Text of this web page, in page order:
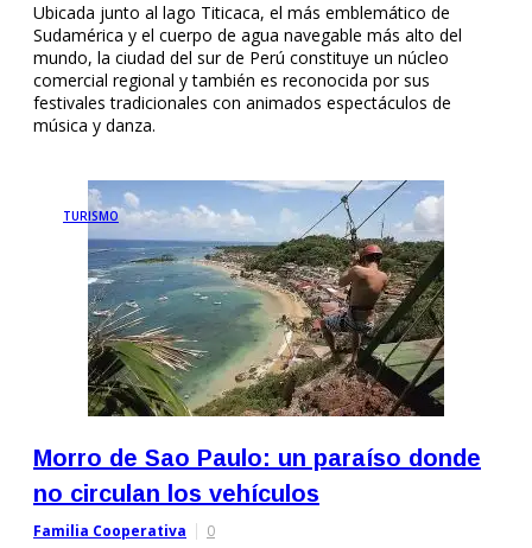
Ubicada junto al lago Titicaca, el más emblemático de
Sudamérica y el cuerpo de agua navegable más alto del
mundo, la ciudad del sur de Perú constituye un núcleo
comercial regional y también es reconocida por sus
festivales tradicionales con animados espectáculos de
música y danza.
TURISMO
Morro de Sao Paulo: un paraíso donde
no circulan los vehículos
Familia Cooperativa 0